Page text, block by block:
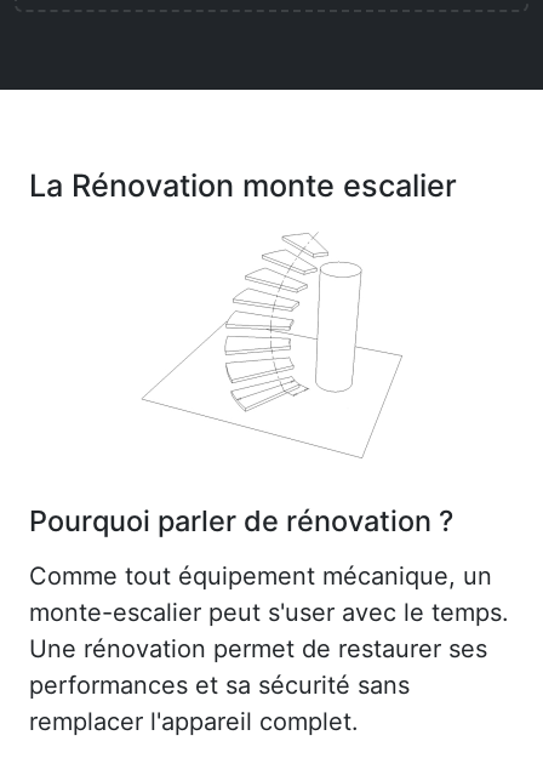
La Rénovation monte escalier
Pourquoi parler de rénovation ?
Comme tout équipement mécanique, un
monte-escalier peut s'user avec le temps.
Une rénovation permet de restaurer ses
performances et sa sécurité sans
remplacer l'appareil complet.